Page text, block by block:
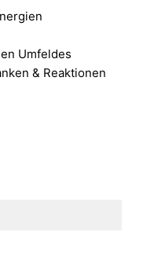
Umfeldes
& Reaktionen